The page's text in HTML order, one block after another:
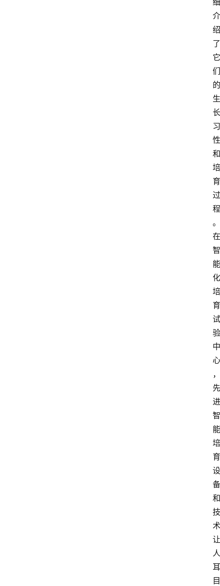
细
介
绍
了
它
们
的
生
长
习
性
和
培
育
过
程
。
在
智
能
化
培
育
试
验
中
心
，
先
进
智
能
培
育
设
备
和
技
术
让
人
耳
目